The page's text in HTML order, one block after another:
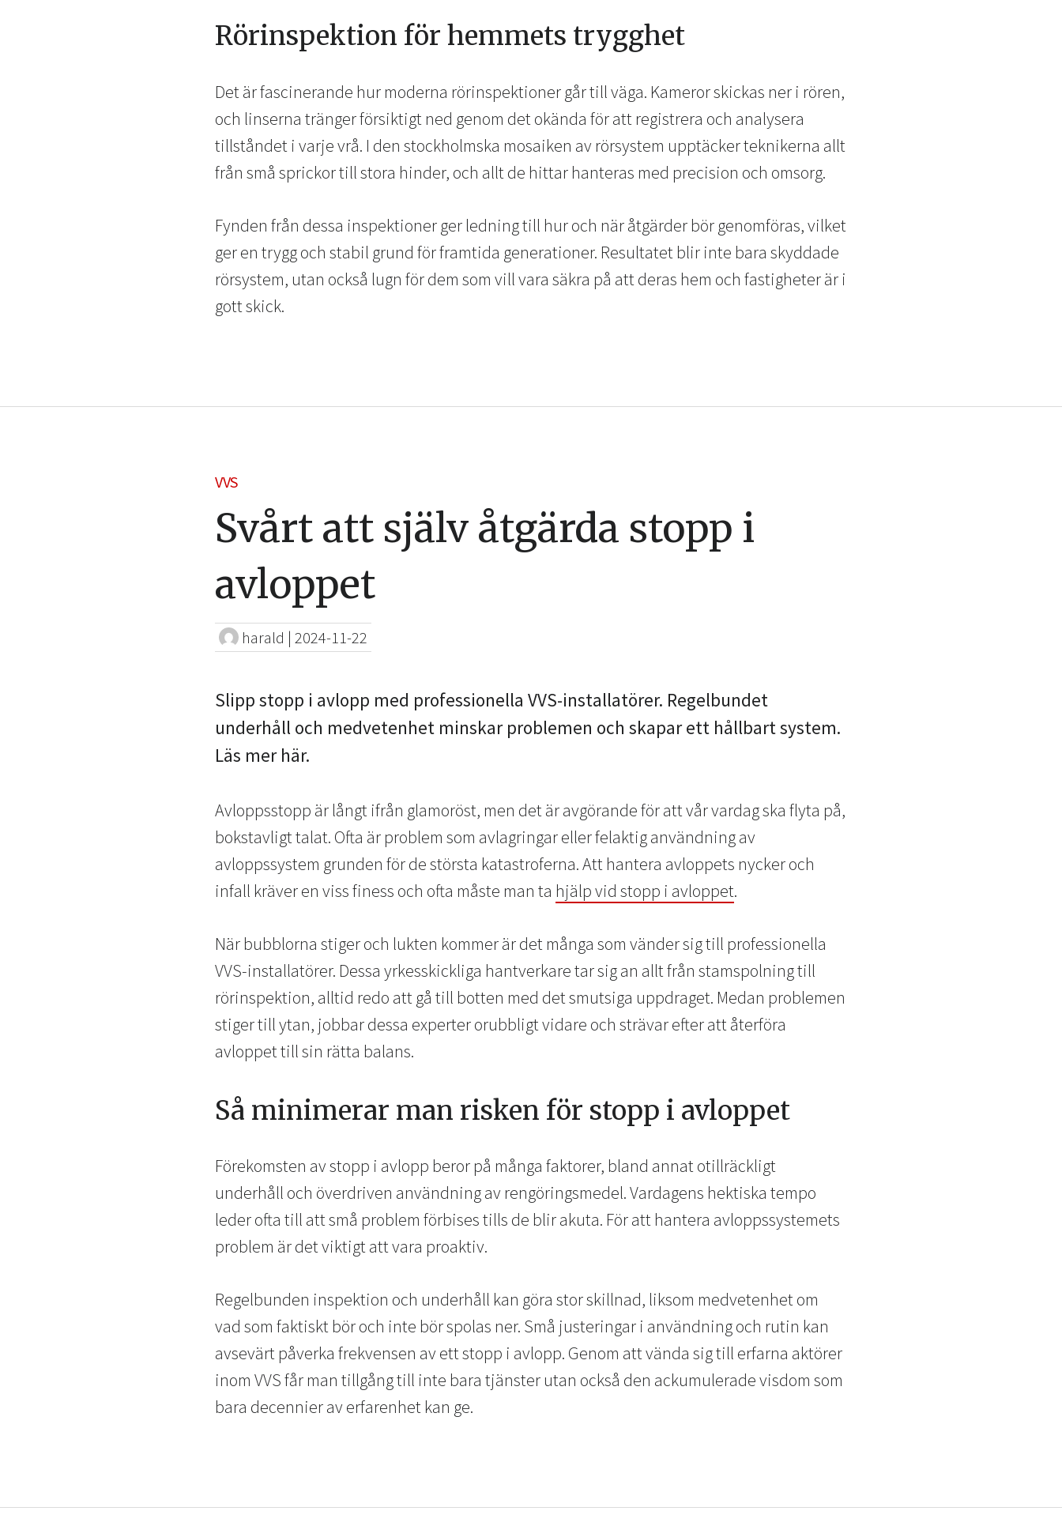
Rörinspektion för hemmets trygghet
Det är fascinerande hur moderna rörinspektioner går till väga. Kameror skickas ner i rören,
och linserna tränger försiktigt ned genom det okända för att registrera och analysera
tillståndet i varje vrå. I den stockholmska mosaiken av rörsystem upptäcker teknikerna allt
från små sprickor till stora hinder, och allt de hittar hanteras med precision och omsorg.
Fynden från dessa inspektioner ger ledning till hur och när åtgärder bör genomföras, vilket
ger en trygg och stabil grund för framtida generationer. Resultatet blir inte bara skyddade
rörsystem, utan också lugn för dem som vill vara säkra på att deras hem och fastigheter är i
gott skick.
VVS
Svårt att själv åtgärda stopp i
avloppet
harald | 2024-11-22
Slipp stopp i avlopp med professionella VVS-installatörer. Regelbundet
underhåll och medvetenhet minskar problemen och skapar ett hållbart system.
Läs mer här.
Avloppsstopp är långt ifrån glamoröst, men det är avgörande för att vår vardag ska flyta på,
bokstavligt talat. Ofta är problem som avlagringar eller felaktig användning av
avloppssystem grunden för de största katastroferna. Att hantera avloppets nycker och
infall kräver en viss finess och ofta måste man ta hjälp vid stopp i avloppet.
När bubblorna stiger och lukten kommer är det många som vänder sig till professionella
VVS-installatörer. Dessa yrkesskickliga hantverkare tar sig an allt från stamspolning till
rörinspektion, alltid redo att gå till botten med det smutsiga uppdraget. Medan problemen
stiger till ytan, jobbar dessa experter orubbligt vidare och strävar efter att återföra
avloppet till sin rätta balans.
Så minimerar man risken för stopp i avloppet
Förekomsten av stopp i avlopp beror på många faktorer, bland annat otillräckligt
underhåll och överdriven användning av rengöringsmedel. Vardagens hektiska tempo
leder ofta till att små problem förbises tills de blir akuta. För att hantera avloppssystemets
problem är det viktigt att vara proaktiv.
Regelbunden inspektion och underhåll kan göra stor skillnad, liksom medvetenhet om
vad som faktiskt bör och inte bör spolas ner. Små justeringar i användning och rutin kan
avsevärt påverka frekvensen av ett stopp i avlopp. Genom att vända sig till erfarna aktörer
inom VVS får man tillgång till inte bara tjänster utan också den ackumulerade visdom som
bara decennier av erfarenhet kan ge.